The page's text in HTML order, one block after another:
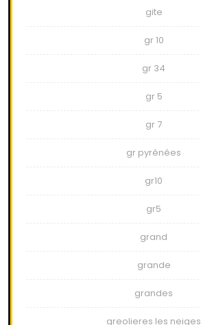
gite
gr 10
gr 34
gr 5
gr 7
gr pyrénées
gr10
gr5
grand
grande
grandes
greolieres les neiges